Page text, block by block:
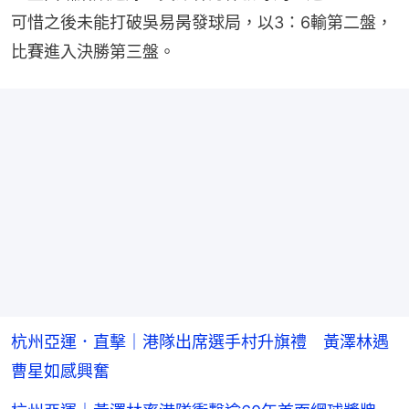
可惜之後未能打破吳易昺發球局，以3：6輸第二盤，
比賽進入決勝第三盤。
杭州亞運．直擊｜港隊出席選手村升旗禮 黃澤林遇
曹星如感興奮